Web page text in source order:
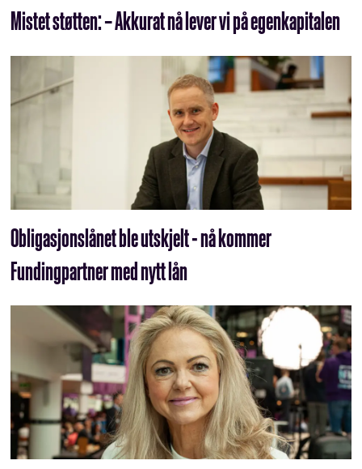
Mistet støtten: – Akkurat nå lever vi på egenkapitalen
Obligasjonslånet ble utskjelt - nå kommer
Fundingpartner med nytt lån